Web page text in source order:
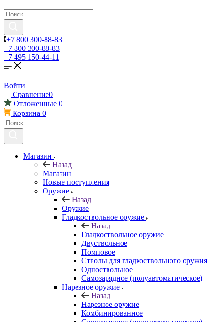
+7 800 300-88-83
+7 800 300-88-83
+7 495 150-44-11
Войти
Сравнение0
Отложенные 0
Корзина 0
Магазин
Назад
Магазин
Новые поступления
Оружие
Назад
Оружие
Гладкоствольное оружие
Назад
Гладкоствольное оружие
Двуствольное
Помповое
Стволы для гладкоствольного оружия
Одноствольное
Самозарядное (полуавтоматическое)
Нарезное оружие
Назад
Нарезное оружие
Комбинированное